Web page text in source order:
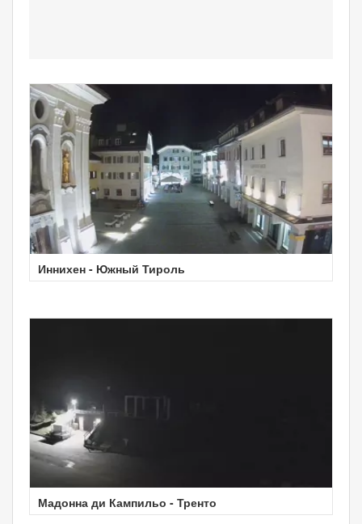
Иннихен - Южный Тироль
Мадонна ди Кампильо - Тренто